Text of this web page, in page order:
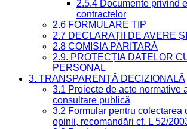
2.5.4 Documente privind
contractelor
2.6 FORMULARE TIP
2.7 DECLARAȚII DE AVERE
2.8 COMISIA PARITARĂ
2.9. PROTECȚIA DATELOR
PERSONAL
3. TRANSPARENȚĂ DECIZIONALĂ
3.1 Proiecte de acte normative
consultare publică
3.2 Formular pentru colectarea
opinii, recomandări cf. L 52/